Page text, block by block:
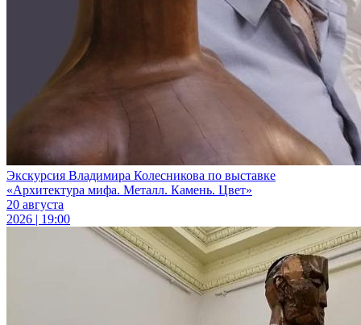
Экскурсия Владимира Колесникова по выставке
«Архитектура мифа. Металл. Камень. Цвет»
20 августа
2026 | 19:00